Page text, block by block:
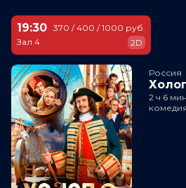
19:30
Зал 4
370 / 400 / 1000 руб.
2D
Россия
2 ч 6 мин